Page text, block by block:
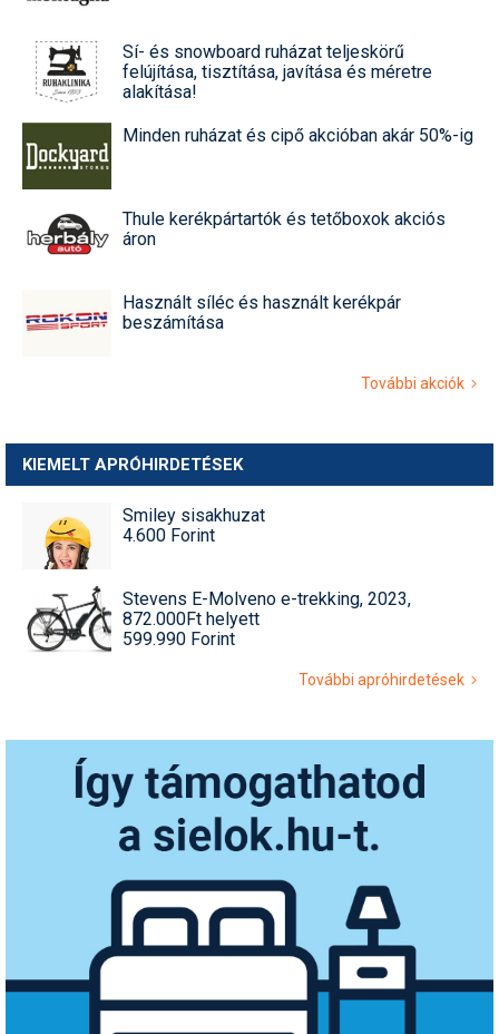
Sí- és snowboard ruházat teljeskörű
felújítása, tisztítása, javítása és méretre
alakítása!
Minden ruházat és cipő akcióban akár 50%-ig
Thule kerékpártartók és tetőboxok akciós
áron
Használt síléc és használt kerékpár
beszámítása
További akciók
KIEMELT APRÓHIRDETÉSEK
Smiley sisakhuzat
4.600 Forint
Stevens E-Molveno e-trekking, 2023,
872.000Ft helyett
599.990 Forint
További apróhirdetések